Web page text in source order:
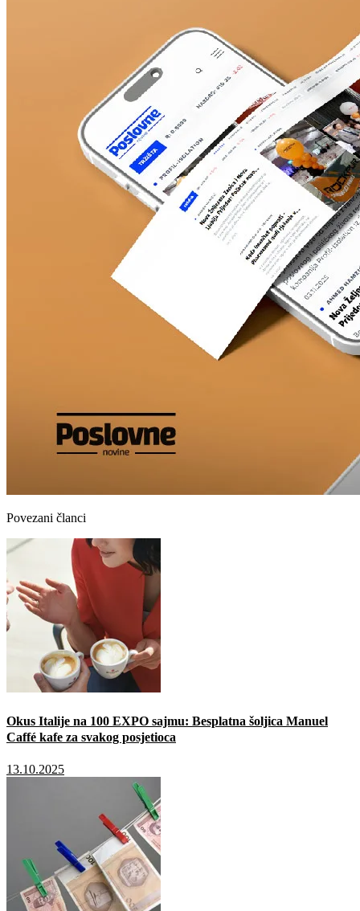
Povezani članci
Okus Italije na 100 EXPO sajmu: Besplatna šoljica Manuel
Caffé kafe za svakog posjetioca
13.10.2025